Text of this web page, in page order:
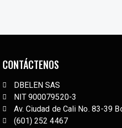
CONTÁCTENOS
DBELEN SAS
NIT 900079520-3
Av. Ciudad de Cali No. 83-39
(601) 252 4467